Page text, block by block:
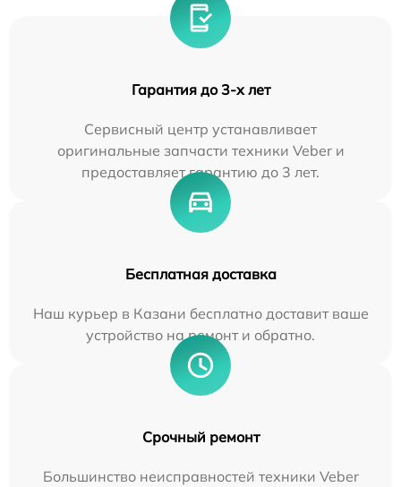
Гарантия до 3-х лет
Сервисный центр устанавливает
оригинальные запчасти техники Veber и
предоставляет гарантию до 3 лет.
Бесплатная доставка
Наш курьер в Казани бесплатно доставит ваше
устройство на ремонт и обратно.
Срочный ремонт
Большинство неисправностей техники Veber